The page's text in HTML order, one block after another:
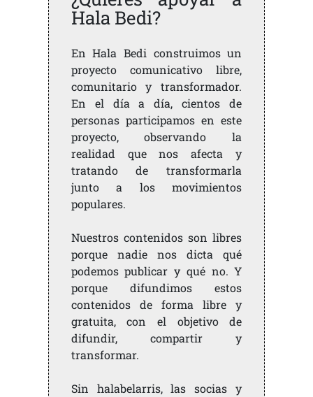
Hala Bedi?
En Hala Bedi construimos un
proyecto comunicativo libre,
comunitario y transformador.
En el día a día, cientos de
personas participamos en este
proyecto, observando la
realidad que nos afecta y
tratando de transformarla
junto a los movimientos
populares.
Nuestros contenidos son libres
porque nadie nos dicta qué
podemos publicar y qué no. Y
porque difundimos estos
contenidos de forma libre y
gratuita, con el objetivo de
difundir, compartir y
transformar.
Sin halabelarris, las socias y